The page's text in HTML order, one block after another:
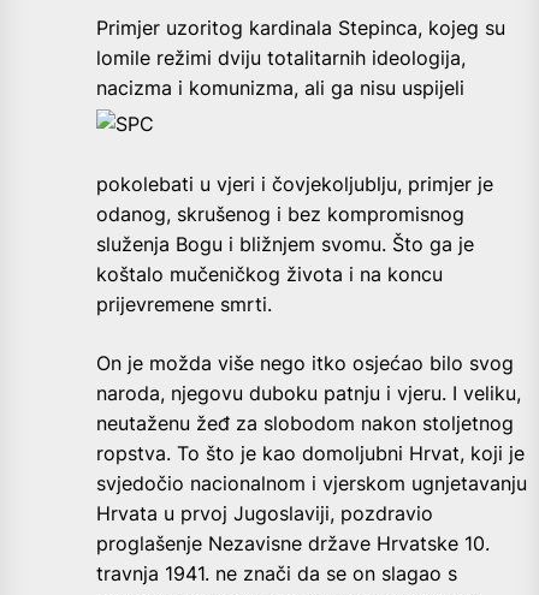
Primjer uzoritog kardinala Stepinca, kojeg su
lomile režimi dviju totalitarnih ideologija,
nacizma i komunizma, ali ga nisu uspijeli
pokolebati u vjeri i čovjekoljublju, primjer je
odanog, skrušenog i bez kompromisnog
služenja Bogu i bližnjem svomu. Što ga je
koštalo mučeničkog života i na koncu
prijevremene smrti.
On je možda više nego itko osjećao bilo svog
naroda, njegovu duboku patnju i vjeru. I veliku,
neutaženu žeđ za slobodom nakon stoljetnog
ropstva. To što je kao domoljubni Hrvat, koji je
svjedočio nacionalnom i vjerskom ugnjetavanju
Hrvata u prvoj Jugoslaviji, pozdravio
proglašenje Nezavisne države Hrvatske 10.
travnja 1941. ne znači da se on slagao s